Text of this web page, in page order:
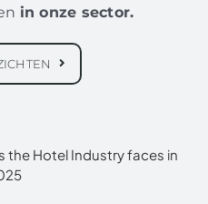
in onze sector.
the Hotel Industry faces in